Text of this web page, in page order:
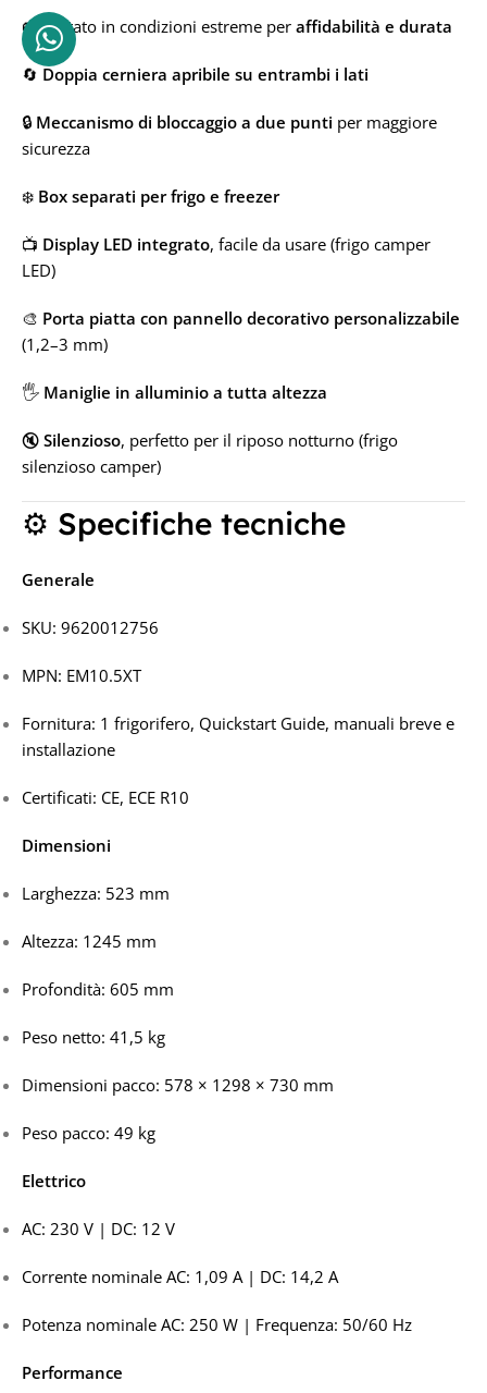
🚐 Testato in condizioni estreme per affidabilità e durata
🔄 Doppia cerniera apribile su entrambi i lati
🔒 Meccanismo di bloccaggio a due punti per maggiore
sicurezza
❄️ Box separati per frigo e freezer
📺 Display LED integrato, facile da usare (frigo camper
LED)
🎨 Porta piatta con pannello decorativo personalizzabile
(1,2–3 mm)
🖐️ Maniglie in alluminio a tutta altezza
🔇 Silenzioso, perfetto per il riposo notturno (frigo
silenzioso camper)
⚙️ Specifiche tecniche
Generale
SKU: 9620012756
MPN: EM10.5XT
Fornitura: 1 frigorifero, Quickstart Guide, manuali breve e
installazione
Certificati: CE, ECE R10
Dimensioni
Larghezza: 523 mm
Altezza: 1245 mm
Profondità: 605 mm
Peso netto: 41,5 kg
Dimensioni pacco: 578 × 1298 × 730 mm
Peso pacco: 49 kg
Elettrico
AC: 230 V | DC: 12 V
Corrente nominale AC: 1,09 A | DC: 14,2 A
Potenza nominale AC: 250 W | Frequenza: 50/60 Hz
Performance